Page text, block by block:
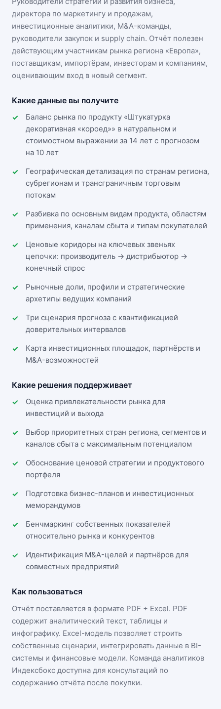
директора по маркетингу и продажам,
инвестиционные аналитики, M&A-команды,
руководители закупок и supply chain. Отчёт полезен
действующим участникам рынка региона «Европа»,
поставщикам, импортёрам, инвесторам и компаниям,
оценивающим вход в новый сегмент.
Какие данные вы получите
Баланс рынка по продукту «Штукатурка
декоративная «короед»» в натуральном и
стоимостном выражении за 14 лет с прогнозом
на 10 лет
Географическая детализация по странам региона,
субрегионам и трансграничным торговым
потокам
Разбивка по основным видам продукта, областям
применения, каналам сбыта и типам покупателей
Ценовые коридоры на ключевых звеньях
цепочки: производитель → дистрибьютор →
конечный спрос
Рыночные доли, профили и стратегические
архетипы ведущих компаний
Три сценария прогноза с квантификацией
доверительных интервалов
Карта инвестиционных площадок, партнёрств и
M&A-возможностей
Какие решения поддерживает
Оценка привлекательности рынка для
инвестиций и выхода
Выбор приоритетных стран региона, сегментов и
каналов сбыта с максимальным потенциалом
Обоснование ценовой стратегии и продуктового
портфеля
Подготовка бизнес-планов и инвестиционных
меморандумов
Бенчмаркинг собственных показателей
относительно рынка и конкурентов
Идентификация M&A-целей и партнёров для
совместных предприятий
Как пользоваться
Отчёт поставляется в формате PDF + Excel. PDF
содержит аналитический текст, таблицы и
инфографику. Excel-модель позволяет строить
собственные сценарии, интегрировать данные в BI-
системы и финансовые модели. Команда аналитиков
Индексбокс доступна для консультаций по
содержанию отчёта после покупки.